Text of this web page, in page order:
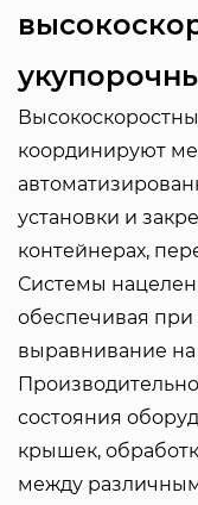
координируют
установки и
контейнерах,
Системы
обеспечивая
выравнивание на
состояния
крышек,
между